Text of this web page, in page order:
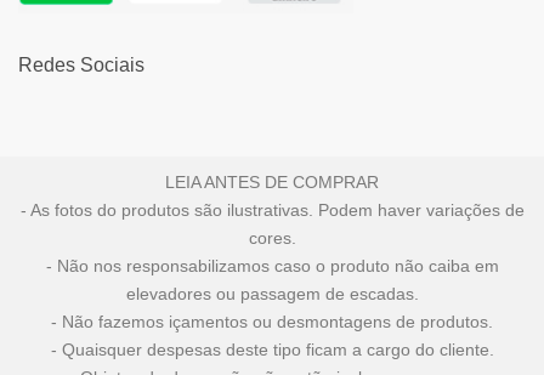
Redes Sociais
LEIA ANTES DE COMPRAR
- As fotos do produtos são ilustrativas. Podem haver variações de
cores.
- Não nos responsabilizamos caso o produto não caiba em
elevadores ou passagem de escadas.
- Não fazemos içamentos ou desmontagens de produtos.
- Quaisquer despesas deste tipo ficam a cargo do cliente.